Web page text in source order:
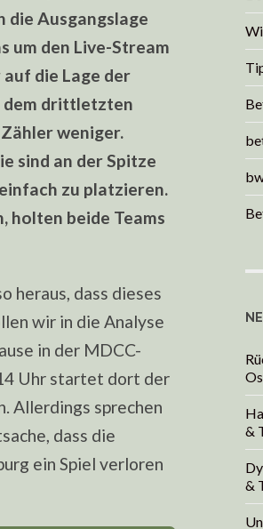
&
STREAM:
HÄLT
DIE
DYNAMO-
SERIE?
die Ausgangslage
um den Live-Stream
die Lage der
dem drittletzten
weniger.
sind an der Spitze
zu platzieren.
holten beide Teams
heraus, dass dieses
wir in die Analyse
in der MDCC-
Uhr startet dort der
Allerdings sprechen
dass die
ein Spiel verloren
&
&